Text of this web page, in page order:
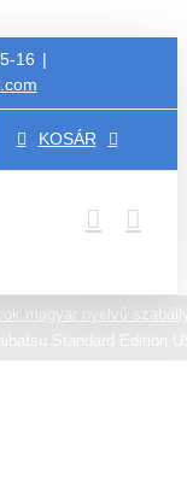
16 |
KOSÁR
magyar nyelvű
Standard Edition